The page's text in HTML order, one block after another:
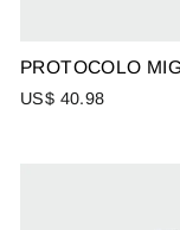
PROTOCOLO
US$ 40.98